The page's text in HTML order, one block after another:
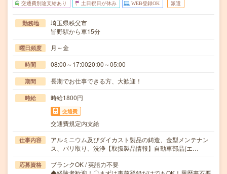
交通費別途支給あり 土日祝日が休み WEB登録OK 派遣
勤務地
埼玉県秩父市
皆野駅から車15分
曜日頻度 月～金
時間 08:00～17:0020:00～05:00
期間 長期でお仕事できる方、大歓迎！
時給 時給1800円
交通費
交通費規定内支給
仕事内容
アルミニウム及びダイカスト製品の鋳造、金型メンテナン
ス、バリ取り、洗浄【取扱製品情報】自動車部品(エ…
応募資格
ブランクOK / 英語力不要